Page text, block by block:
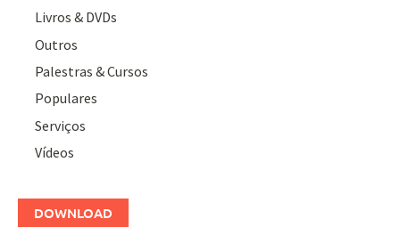
Livros & DVDs
Outros
Palestras & Cursos
Populares
Serviços
Vídeos
DOWNLOAD